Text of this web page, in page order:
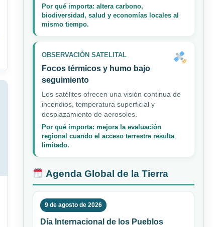
Por qué importa: altera carbono,
biodiversidad, salud y economías locales al
mismo tiempo.
OBSERVACIÓN SATELITAL
Focos térmicos y humo bajo
seguimiento
Los satélites ofrecen una visión continua de
incendios, temperatura superficial y
desplazamiento de aerosoles.
Por qué importa: mejora la evaluación
regional cuando el acceso terrestre resulta
limitado.
Agenda Global de la Tierra
9 de agosto de 2026
Día Internacional de los Pueblos